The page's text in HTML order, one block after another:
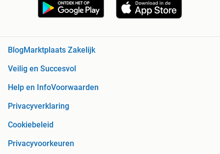
Blog Marktplaats Zakelijk
Veilig en Succesvol
Help en InfoVoorwaarden
Privacyverklaring
Cookiebeleid
Privacyvoorkeuren